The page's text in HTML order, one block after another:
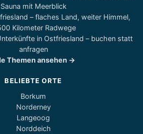
Sauna mit Meerblick
– flaches Land, weiter Himmel,
Kilometer Radwege
in Ostfriesland – buchen statt
anfragen
Themen ansehen →
BELIEBTE ORTE
Borkum
Norderney
Langeoog
Norddeich